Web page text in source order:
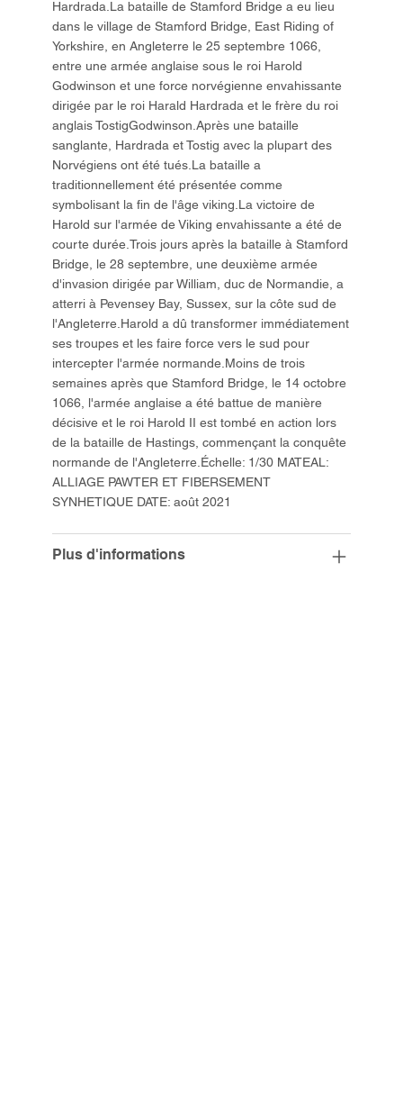
Hardrada.La bataille de Stamford Bridge a eu lieu
dans le village de Stamford Bridge, East Riding of
Yorkshire, en Angleterre le 25 septembre 1066,
entre une armée anglaise sous le roi Harold
Godwinson et une force norvégienne envahissante
dirigée par le roi Harald Hardrada et le frère du roi
anglais TostigGodwinson.Après une bataille
sanglante, Hardrada et Tostig avec la plupart des
Norvégiens ont été tués.La bataille a
traditionnellement été présentée comme
symbolisant la fin de l'âge viking.La victoire de
Harold sur l'armée de Viking envahissante a été de
courte durée.Trois jours après la bataille à Stamford
Bridge, le 28 septembre, une deuxième armée
d'invasion dirigée par William, duc de Normandie, a
atterri à Pevensey Bay, Sussex, sur la côte sud de
l'Angleterre.Harold a dû transformer immédiatement
ses troupes et les faire force vers le sud pour
intercepter l'armée normande.Moins de trois
semaines après que Stamford Bridge, le 14 octobre
1066, l'armée anglaise a été battue de manière
décisive et le roi Harold II est tombé en action lors
de la bataille de Hastings, commençant la conquête
normande de l'Angleterre.Échelle: 1/30 MATEAL:
ALLIAGE PAWTER ET FIBERSEMENT
SYNHETIQUE DATE: août 2021
Plus d'informations